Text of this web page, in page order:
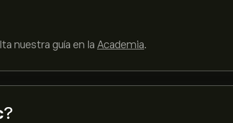
nuestra guía en la Academia.
?